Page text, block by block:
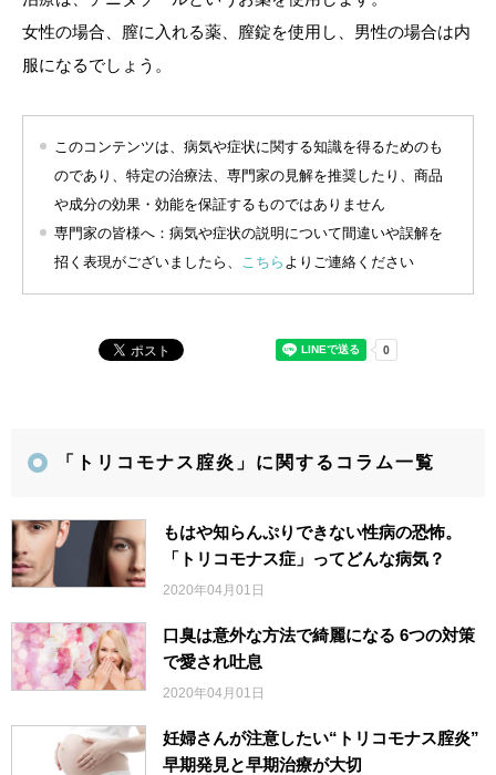
女性の場合、膣に入れる薬、膣錠を使用し、男性の場合は内
服になるでしょう。
このコンテンツは、病気や症状に関する知識を得るためのも
のであり、特定の治療法、専門家の見解を推奨したり、商品
や成分の効果・効能を保証するものではありません
専門家の皆様へ：病気や症状の説明について間違いや誤解を
招く表現がございましたら、
こちら よりご連絡ください
「トリコモナス腟炎」に関するコラム一覧
もはや知らんぷりできない性病の恐怖。
「トリコモナス症」ってどんな病気？
2020年04月01日
口臭は意外な方法で綺麗になる 6つの対策
で愛され吐息
2020年04月01日
妊婦さんが注意したい“トリコモナス腟炎”
早期発見と早期治療が大切